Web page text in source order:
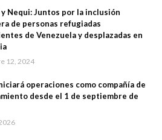
y Nequi: Juntos por la inclusión
de personas refugiadas
de Venezuela y desplazadas en
12, 2024
operaciones como compañía de
desde el 1 de septiembre de